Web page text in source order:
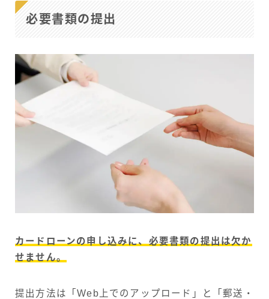
必要書類の提出
カードローンの申し込みに、必要書類の提出は欠か
せません。
提出方法は「Web上でのアップロード」と「郵送・